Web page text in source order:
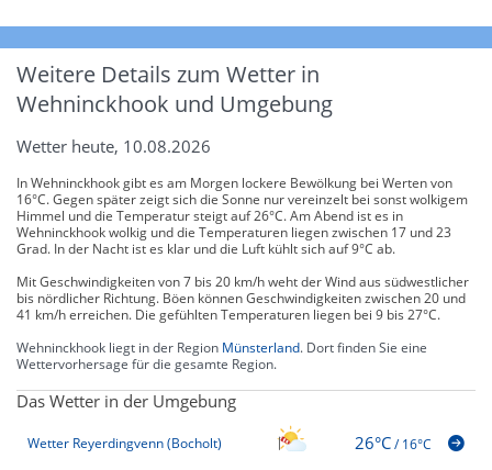
Weitere Details zum Wetter in
Wehninckhook und Umgebung
Wetter heute, 10.08.2026
In Wehninckhook gibt es am Morgen lockere Bewölkung bei Werten von
16°C. Gegen später zeigt sich die Sonne nur vereinzelt bei sonst wolkigem
Himmel und die Temperatur steigt auf 26°C. Am Abend ist es in
Wehninckhook wolkig und die Temperaturen liegen zwischen 17 und 23
Grad. In der Nacht ist es klar und die Luft kühlt sich auf 9°C ab.
Mit Geschwindigkeiten von 7 bis 20 km/h weht der Wind aus südwestlicher
bis nördlicher Richtung. Böen können Geschwindigkeiten zwischen 20 und
41 km/h erreichen. Die gefühlten Temperaturen liegen bei 9 bis 27°C.
Wehninckhook liegt in der Region Münsterland. Dort finden Sie eine
Wettervorhersage für die gesamte Region.
Das Wetter in der Umgebung
Wetter Reyerdingvenn (Bocholt) 26°C/16°C